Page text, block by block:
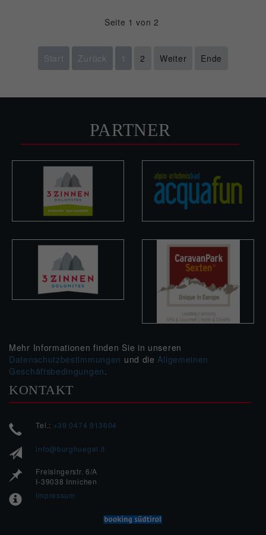
Seite 1 von 2
Start Zurück 1 2 Weiter Ende
PARTNER
Mehr Informationen finden Sie in unseren
Datenschutzbestimmungen und die Allgemeinen
Geschäftsbedingungen.
KONTAKT
Tel.: +39 0474 913604
info@burghuegel.it
Freisingerstr. 6/A
I-39038 Innichen
Impressum